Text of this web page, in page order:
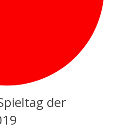
der